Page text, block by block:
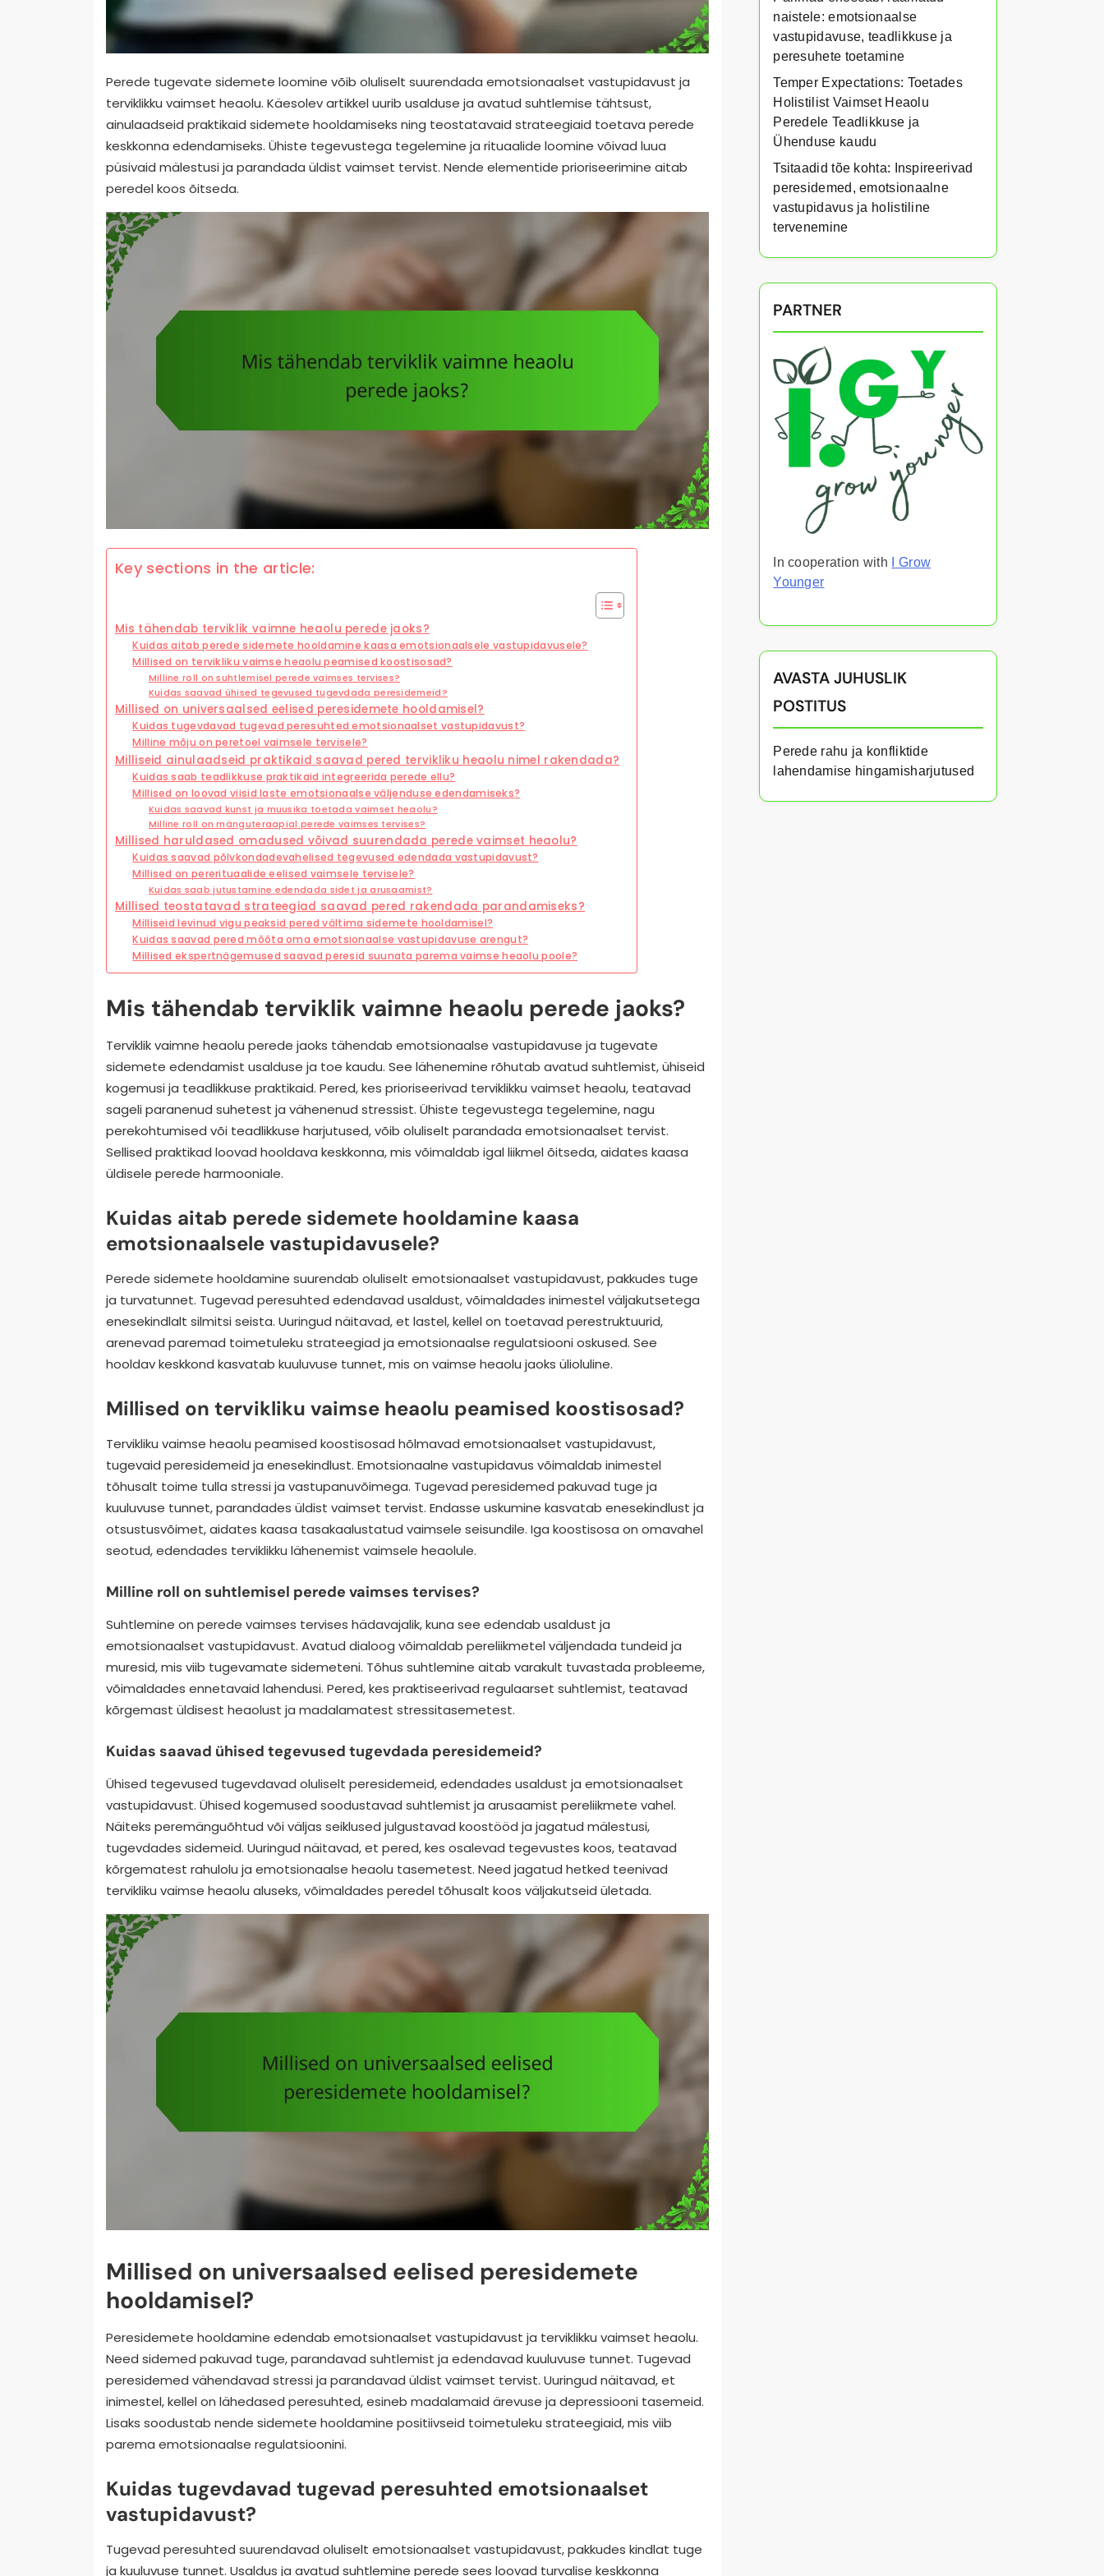
Perede tugevate sidemete loomine võib oluliselt suurendada emotsionaalset vastupidavust ja
terviklikku vaimset heaolu. Käesolev artikkel uurib usalduse ja avatud suhtlemise tähtsust,
ainulaadseid praktikaid sidemete hooldamiseks ning teostatavaid strateegiaid toetava perede
keskkonna edendamiseks. Ühiste tegevustega tegelemine ja rituaalide loomine võivad luua
püsivaid mälestusi ja parandada üldist vaimset tervist. Nende elementide prioriseerimine aitab
peredel koos õitseda.
Key sections in the article:
Mis tähendab terviklik vaimne heaolu perede jaoks?
Kuidas aitab perede sidemete hooldamine kaasa emotsionaalsele vastupidavusele?
Millised on tervikliku vaimse heaolu peamised koostisosad?
Milline roll on suhtlemisel perede vaimses tervises?
Kuidas saavad ühised tegevused tugevdada peresidemeid?
Millised on universaalsed eelised peresidemete hooldamisel?
Kuidas tugevdavad tugevad peresuhted emotsionaalset vastupidavust?
Milline mõju on peretoel vaimsele tervisele?
Milliseid ainulaadseid praktikaid saavad pered tervikliku heaolu nimel rakendada?
Kuidas saab teadlikkuse praktikaid integreerida perede ellu?
Millised on loovad viisid laste emotsionaalse väljenduse edendamiseks?
Kuidas saavad kunst ja muusika toetada vaimset heaolu?
Milline roll on mänguteraapial perede vaimses tervises?
Millised haruldased omadused võivad suurendada perede vaimset heaolu?
Kuidas saavad põlvkondadevahelised tegevused edendada vastupidavust?
Millised on pererituaalide eelised vaimsele tervisele?
Kuidas saab jutustamine edendada sidet ja arusaamist?
Millised teostatavad strateegiad saavad pered rakendada parandamiseks?
Milliseid levinud vigu peaksid pered vältima sidemete hooldamisel?
Kuidas saavad pered mõõta oma emotsionaalse vastupidavuse arengut?
Millised ekspertnägemused saavad peresid suunata parema vaimse heaolu poole?
Mis tähendab terviklik vaimne heaolu perede jaoks?
Terviklik vaimne heaolu perede jaoks tähendab emotsionaalse vastupidavuse ja tugevate
sidemete edendamist usalduse ja toe kaudu. See lähenemine rõhutab avatud suhtlemist, ühiseid
kogemusi ja teadlikkuse praktikaid. Pered, kes prioriseerivad terviklikku vaimset heaolu, teatavad
sageli paranenud suhetest ja vähenenud stressist. Ühiste tegevustega tegelemine, nagu
perekohtumised või teadlikkuse harjutused, võib oluliselt parandada emotsionaalset tervist.
Sellised praktikad loovad hooldava keskkonna, mis võimaldab igal liikmel õitseda, aidates kaasa
üldisele perede harmooniale.
Kuidas aitab perede sidemete hooldamine kaasa
emotsionaalsele vastupidavusele?
Perede sidemete hooldamine suurendab oluliselt emotsionaalset vastupidavust, pakkudes tuge
ja turvatunnet. Tugevad peresuhted edendavad usaldust, võimaldades inimestel väljakutsetega
enesekindlalt silmitsi seista. Uuringud näitavad, et lastel, kellel on toetavad perestruktuurid,
arenevad paremad toimetuleku strateegiad ja emotsionaalse regulatsiooni oskused. See
hooldav keskkond kasvatab kuuluvuse tunnet, mis on vaimse heaolu jaoks ülioluline.
Millised on tervikliku vaimse heaolu peamised koostisosad?
Tervikliku vaimse heaolu peamised koostisosad hõlmavad emotsionaalset vastupidavust,
tugevaid peresidemeid ja enesekindlust. Emotsionaalne vastupidavus võimaldab inimestel
tõhusalt toime tulla stressi ja vastupanuvõimega. Tugevad peresidemed pakuvad tuge ja
kuuluvuse tunnet, parandades üldist vaimset tervist. Endasse uskumine kasvatab enesekindlust ja
otsustusvõimet, aidates kaasa tasakaalustatud vaimsele seisundile. Iga koostisosa on omavahel
seotud, edendades terviklikku lähenemist vaimsele heaolule.
Milline roll on suhtlemisel perede vaimses tervises?
Suhtlemine on perede vaimses tervises hädavajalik, kuna see edendab usaldust ja
emotsionaalset vastupidavust. Avatud dialoog võimaldab pereliikmetel väljendada tundeid ja
muresid, mis viib tugevamate sidemeteni. Tõhus suhtlemine aitab varakult tuvastada probleeme,
võimaldades ennetavaid lahendusi. Pered, kes praktiseerivad regulaarset suhtlemist, teatavad
kõrgemast üldisest heaolust ja madalamatest stressitasemetest.
Kuidas saavad ühised tegevused tugevdada peresidemeid?
Ühised tegevused tugevdavad oluliselt peresidemeid, edendades usaldust ja emotsionaalset
vastupidavust. Ühised kogemused soodustavad suhtlemist ja arusaamist pereliikmete vahel.
Näiteks peremänguõhtud või väljas seiklused julgustavad koostööd ja jagatud mälestusi,
tugevdades sidemeid. Uuringud näitavad, et pered, kes osalevad tegevustes koos, teatavad
kõrgematest rahulolu ja emotsionaalse heaolu tasemetest. Need jagatud hetked teenivad
tervikliku vaimse heaolu aluseks, võimaldades peredel tõhusalt koos väljakutseid ületada.
Millised on universaalsed eelised peresidemete
hooldamisel?
Peresidemete hooldamine edendab emotsionaalset vastupidavust ja terviklikku vaimset heaolu.
Need sidemed pakuvad tuge, parandavad suhtlemist ja edendavad kuuluvuse tunnet. Tugevad
peresidemed vähendavad stressi ja parandavad üldist vaimset tervist. Uuringud näitavad, et
inimestel, kellel on lähedased peresuhted, esineb madalamaid ärevuse ja depressiooni tasemeid.
Lisaks soodustab nende sidemete hooldamine positiivseid toimetuleku strateegiaid, mis viib
parema emotsionaalse regulatsioonini.
Kuidas tugevdavad tugevad peresuhted emotsionaalset
vastupidavust?
Tugevad peresuhted suurendavad oluliselt emotsionaalset vastupidavust, pakkudes kindlat tuge
ja kuuluvuse tunnet. Usaldus ja avatud suhtlemine perede sees loovad turvalise keskkonna
naistele: emotsionaalse
vastupidavuse, teadlikkuse ja
peresuhete toetamine
Temper Expectations: Toetades
Holistilist Vaimset Heaolu
Peredele Teadlikkuse ja
Ühenduse kaudu
Tsitaadid tõe kohta: Inspireerivad
peresidemed, emotsionaalne
vastupidavus ja holistiline
tervenemine
PARTNER
In cooperation with
I Grow
Younger
AVASTA JUHUSLIK
POSTITUS
Perede rahu ja konfliktide
lahendamise hingamisharjutused